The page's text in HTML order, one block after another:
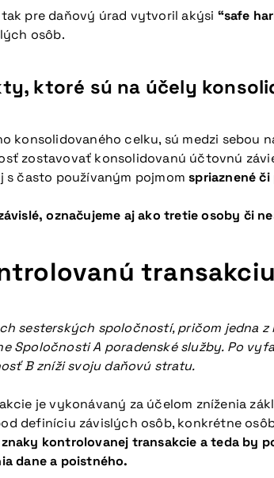
pre daňový úrad vytvoril akýsi “safe
osôb.
ktoré sú na účely
konsolidovaného celku, sú medzi
zostavovať konsolidovanú účtovnú
s často používaným pojmom spriaznené
označujeme aj ako tretie osoby či
transakciu
sesterských spoločností, pričom jedna
Spoločnosti A poradenské služby. Po
B zníži svoju daňovú stratu.
je vykonávaný za účelom zníženia
definíciu závislých osôb, konkrétne
kontrolovanej transakcie a teda by
dane a poistného.